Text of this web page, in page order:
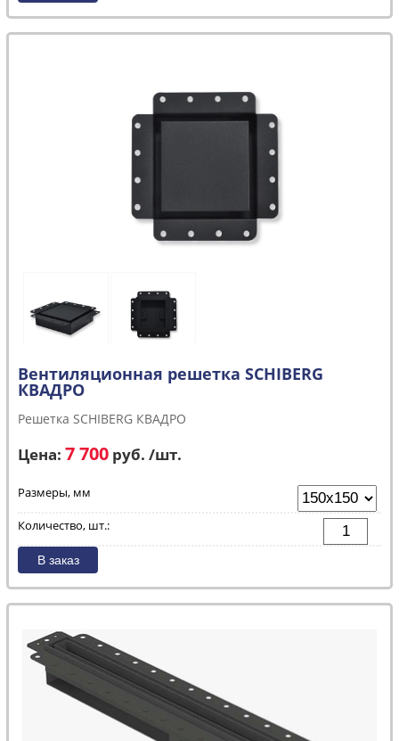
Вентиляционная решетка SCHIBERG
КВАДРО
Решетка SCHIBERG КВАДРО
Цена: 7 700 руб. /шт.
Размеры, мм
Количество, шт.: